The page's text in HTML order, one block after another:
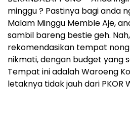
minggu ? Pastinya bagi anda
Malam Minggu Memble Aje,
sambil bareng bestie geh.
rekomendasikan tempat
nikmati, dengan budget yang
Tempat ini adalah Waroeng
letaknya tidak jauh dari PKOR